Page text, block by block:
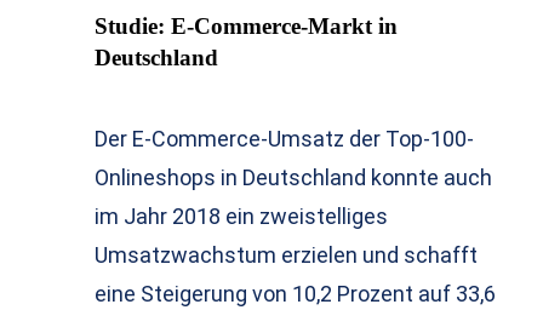
Studie: E-Commerce-Markt in
Deutschland
Der E-Commerce-Umsatz der Top-100-
Onlineshops in Deutschland konnte auch
im Jahr 2018 ein zweistelliges
Umsatzwachstum erzielen und schafft
eine Steigerung von 10,2 Prozent auf 33,6